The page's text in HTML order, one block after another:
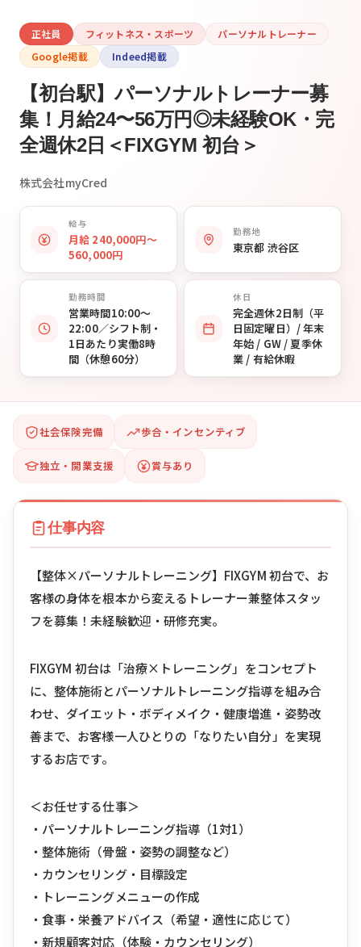
正社員 フィットネス・スポーツ
パーソナルトレーナー
Google掲載
Indeed掲載
【初台駅】パーソナルトレーナー募
集！月給24〜56万円◎未経験OK・完
全週休2日＜FIXGYM 初台＞
株式会社myCred
給与
月給 240,000円〜
560,000円
勤務地
東京都 渋谷区
勤務時間
営業時間10:00〜
22:00／シフト制・
1日あたり実働8時
間（休憩60分）
休日
完全週休2日制（平
日固定曜日）/ 年末
年始 / GW / 夏季休
業 / 有給休暇
社会保険完備 歩合・インセンティブ
独立・開業支援 賞与あり
仕事内容
【整体×パーソナルトレーニング】FIXGYM 初台で、お
客様の身体を根本から変えるトレーナー兼整体スタッ
フを募集！未経験歓迎・研修充実。
FIXGYM 初台は「治療×トレーニング」をコンセプト
に、整体施術とパーソナルトレーニング指導を組み合
わせ、ダイエット・ボディメイク・健康増進・姿勢改
善まで、お客様一人ひとりの「なりたい自分」を実現
するお店です。
＜お任せする仕事＞
・パーソナルトレーニング指導（1対1）
・整体施術（骨盤・姿勢の調整など）
・カウンセリング・目標設定
・トレーニングメニューの作成
・食事・栄養アドバイス（希望・適性に応じて）
・新規顧客対応（体験・カウンセリング）